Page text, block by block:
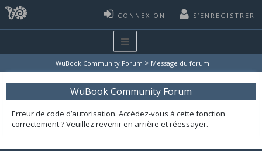
CONNEXION S’ENREGISTRER
WuBook Community Forum > Message du forum
WuBook Community Forum
Erreur de code d’autorisation. Accédez-vous à cette fonction
correctement ? Veuillez revenir en arrière et réessayer.